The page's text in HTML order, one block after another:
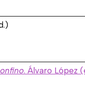
. Álvaro López